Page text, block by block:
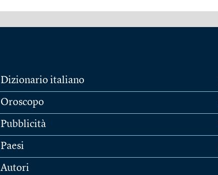
Dizionario italiano
Oroscopo
Pubblicità
Paesi
Autori